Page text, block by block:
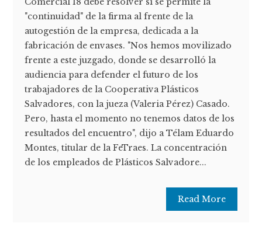
"continuidad" de la firma al frente de la
autogestión de la empresa, dedicada a la
fabricación de envases. "Nos hemos movilizado
frente a este juzgado, donde se desarrolló la
audiencia para defender el futuro de los
trabajadores de la Cooperativa Plásticos
Salvadores, con la jueza (Valeria Pérez) Casado.
Pero, hasta el momento no tenemos datos de los
resultados del encuentro", dijo a Télam Eduardo
Montes, titular de la FeTraes. La concentración
de los empleados de Plásticos Salvadore...
Read More